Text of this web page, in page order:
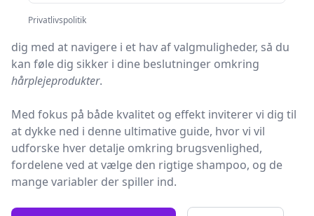
Denne omfattende vejledning er designet til at hjælpe
dig med at navigere i et hav af valgmuligheder, så du
kan føle dig sikker i dine beslutninger omkring
hårplejeprodukter.
Med fokus på både kvalitet og effekt inviterer vi dig til
at dykke ned i denne ultimative guide, hvor vi vil
udforske hver detalje omkring brugsvenlighed,
fordelene ved at vælge den rigtige shampoo, og de
mange variabler der spiller ind.
Privatlivspolitik